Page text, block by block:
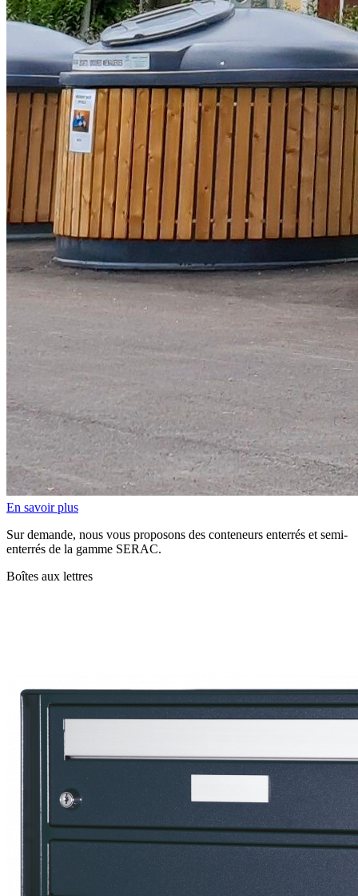
En savoir plus
Sur demande, nous vous proposons des conteneurs enterrés et semi-
enterrés de la gamme SERAC.
Boîtes aux lettres